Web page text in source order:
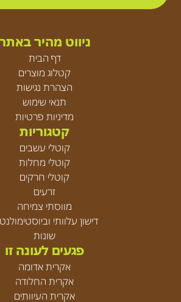
ניווט מהיר
דף הבית
קטלוג מוצרים
הצהרת נגישות
תנאי שימוש
מדיניות פרטיות
קטגוריות
קוטלי עשבים
קוטלי מחלות
קוטלי חרקים
זרעים
מווסתי צמיחה
דישון עלוותי
שונות
פגעים לעונה זו
אקרית אדומה
אקרית החלודה
אקרית העיוותים